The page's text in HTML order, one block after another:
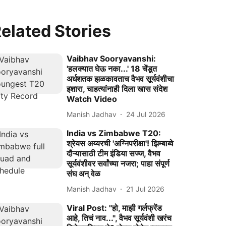
Stories
Vaibhav Sooryavanshi:
'हलक्यात घेऊ नका...' 18 चेंडूत
अर्धशतक झळकावताच वैभव सूर्यवंशीचा
इशारा, चाहत्यांनाही दिला खास संदेश
Watch Video
Manish Jadhav 24 Jul 2026
India vs Zimbabwe T20:
श्रेयस अय्यरची 'अग्निपरीक्षा'! झिम्बाब्वे
दौऱ्यासाठी टीम इंडिया सज्ज, वैभव
सूर्यवंशीवर सर्वांच्या नजरा; पाहा संपूर्ण
संघ अन् वेळ
Manish Jadhav 21 Jul 2026
Viral Post: "हो, माझी गर्लफ्रेंड
आहे, तिचं नाव...", वैभव सूर्यवंशी खरंच